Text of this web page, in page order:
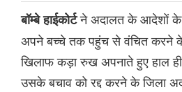
बॉम्बे हाईकोर्टने अदालत के आदेशों के
अपने बच्चे तक पहुंच से वंचित करने
खिलाफ कड़ा रुख अपनाते हुए हाल ही
उसके बचाव को रद्द करने के जिला